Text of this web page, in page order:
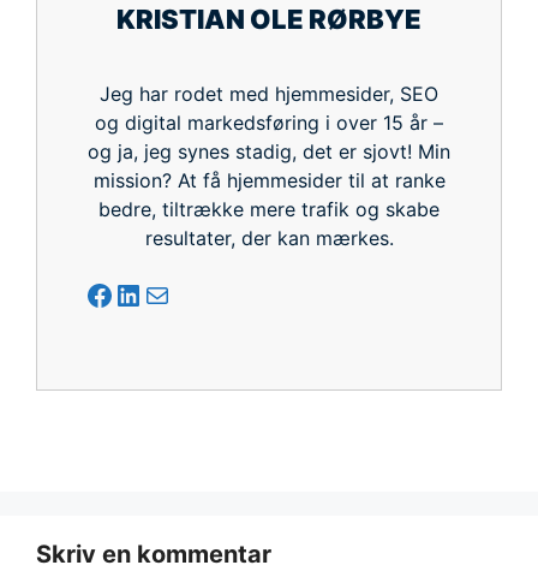
KRISTIAN OLE RØRBYE
Jeg har rodet med hjemmesider, SEO
og digital markedsføring i over 15 år –
og ja, jeg synes stadig, det er sjovt! Min
mission? At få hjemmesider til at ranke
bedre, tiltrække mere trafik og skabe
resultater, der kan mærkes.
Facebook
LinkedIn
Mail
Skriv en kommentar